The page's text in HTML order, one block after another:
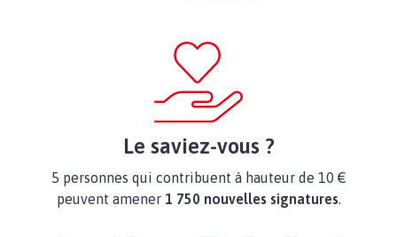
Le saviez-vous ?
5 personnes qui contribuent à hauteur de 10 €
peuvent amener 1 750 nouvelles signatures.